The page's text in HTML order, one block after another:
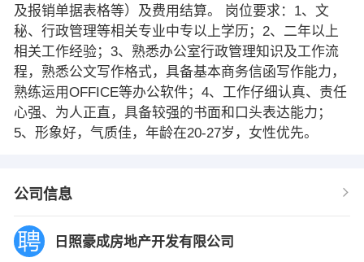
及报销单据表格等）及费用结算。 岗位要求：1、文
秘、行政管理等相关专业中专以上学历；2、二年以上
相关工作经验；3、熟悉办公室行政管理知识及工作流
程，熟悉公文写作格式，具备基本商务信函写作能力，
熟练运用OFFICE等办公软件；4、工作仔细认真、责任
心强、为人正直，具备较强的书面和口头表达能力；
5、形象好，气质佳，年龄在20-27岁，女性优先。
公司信息
日照豪成房地产开发有限公司